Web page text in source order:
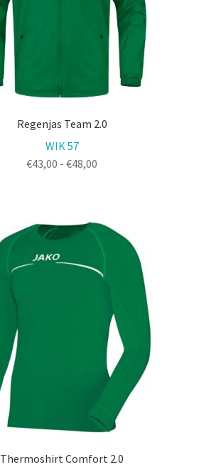
Regenjas Team 2.0
WIK 57
€43,00 - €48,00
Thermoshirt Comfort 2.0